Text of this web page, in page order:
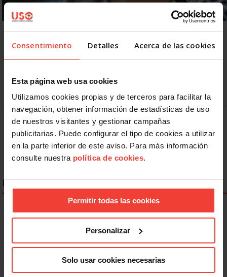
Consentimiento Detalles Acerca de las cookies
Esta página web usa cookies
Utilizamos cookies propias y de terceros para facilitar la
navegación, obtener información de estadísticas de uso
de nuestros visitantes y gestionar campañas
publicitarias. Puede configurar el tipo de cookies a utilizar
en la parte inferior de este aviso. Para más información
consulte nuestra política de cookies.
Permitir todas las cookies
Personalizar
Solo usar cookies necesarias
USO forma en Comunicación a los responsables
de las Federaciones Estatales
organización ha sido el tema central del curso impartido por
ENLACES DESTACADOS